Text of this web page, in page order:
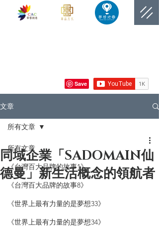
文章
所有文章
《台灣百大品牌的故事1》
《台灣百大品牌的故事8》
《世界上最有力量的是夢想33》
《世界上最有力量的是夢想34》
所有文章
同域企業「SADOMAIN仙
德曼」新生活概念的領航者